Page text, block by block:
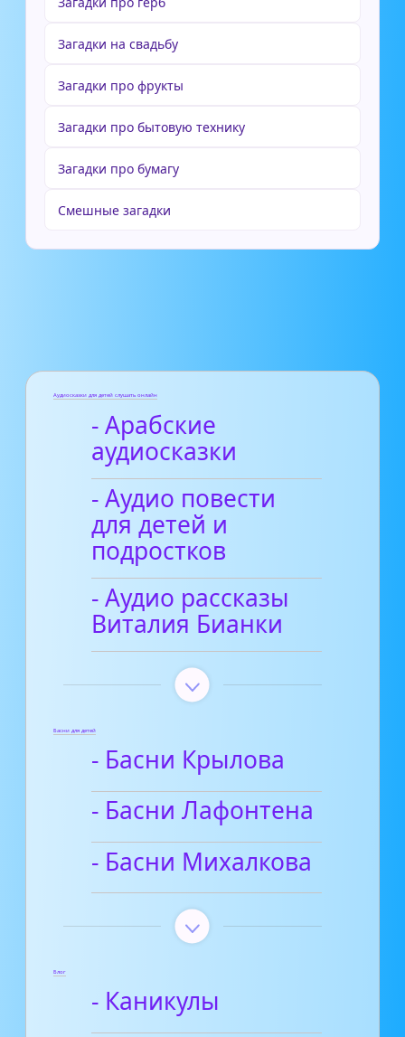
Загадки на свадьбу
Загадки про фрукты
Загадки про бытовую технику
Загадки про бумагу
Смешные загадки
Аудиосказки для детей слушать онлайн
- Арабские
аудиосказки
- Аудио повести
для детей и
подростков
- Аудио рассказы
Виталия Бианки
Басни для детей
- Басни Крылова
- Басни Лафонтена
- Басни Михалкова
Блог
- Каникулы